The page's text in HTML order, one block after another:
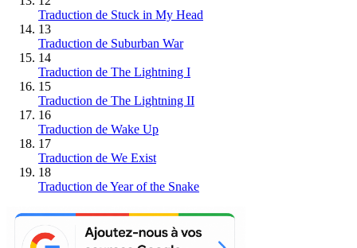
Traduction de Stuck in My Head
13
Traduction de Suburban War
14
Traduction de The Lightning I
15
Traduction de The Lightning II
16
Traduction de Wake Up
17
Traduction de We Exist
18
Traduction de Year of the Snake